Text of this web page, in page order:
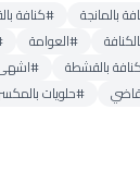
بالمانجة
#كنافة
#العوامة
بالقشطة
#اشهى
#حلويات